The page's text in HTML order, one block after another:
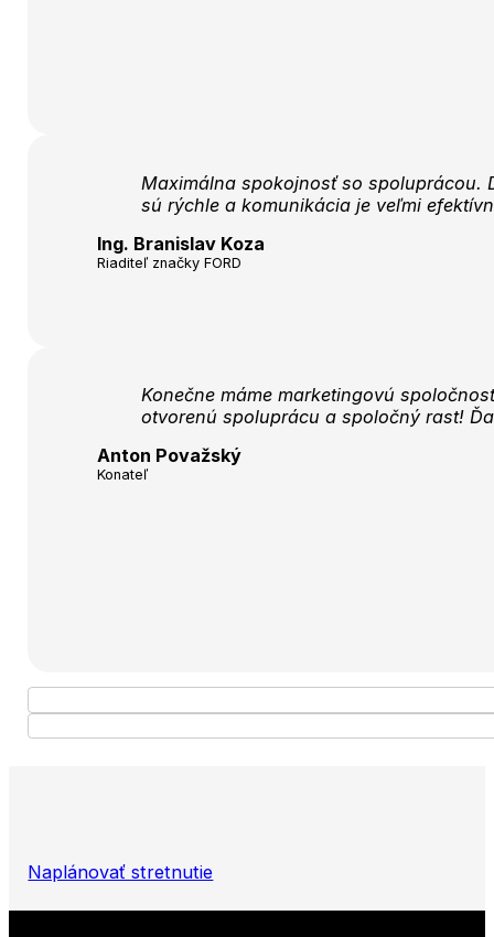
Maximálna spokojnosť so spoluprácou.
sú rýchle a komunikácia je veľmi
Ing. Branislav Koza
Riaditeľ značky FORD
Konečne máme marketingovú
otvorenú spoluprácu a spoločný rast!
Anton Považský
Konateľ
Naplánovať stretnutie